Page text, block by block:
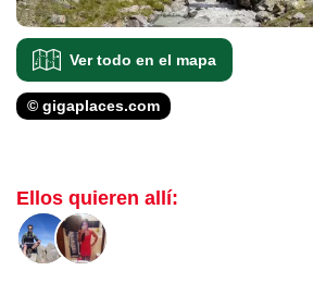
Ver todo en el mapa
© gigaplaces.com
Ellos quieren allí: